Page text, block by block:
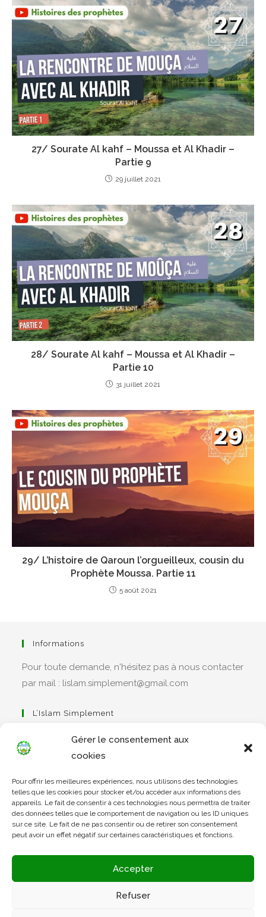
Gérer le consentement aux
cookies
Pour offrir les meilleures expériences, nous utilisons des technologies
telles que les cookies pour stocker et/ou accéder aux informations des
appareils. Le fait de consentir à ces technologies nous permettra de traiter
des données telles que le comportement de navigation ou les ID uniques
sur ce site. Le fait de ne pas consentir ou de retirer son consentement
peut avoir un effet négatif sur certaines caractéristiques et fonctions.
Accepter
Refuser
27/ Sourate Al kahf – Moussa et Al Khadir –
Partie 9
29 juillet 2021
28/ Sourate Al kahf – Moussa et Al Khadir –
Partie 10
31 juillet 2021
29/ L’histoire de Qaroun l’orgueilleux, cousin du
Prophète Moussa. Partie 11
5 août 2021
Informations
Pour toute demande, n'hésitez pas à nous contacter
par mail : lislam.simplement@gmail.com
L’Islam Simplement
dans
un
nouvel
onglet
Apprendre Le Coran Simplement